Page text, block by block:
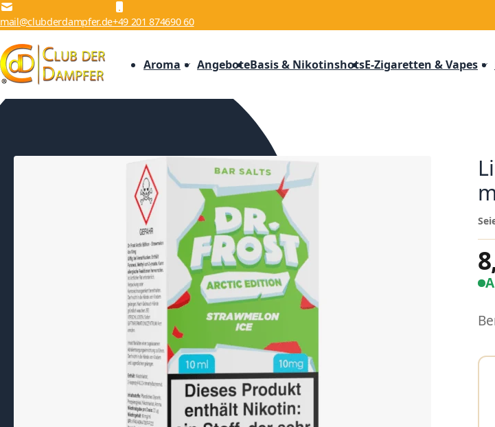
Zum Inhalt springen
mail@clubderdampfer.de+49 201 874690 60
Aroma AngeboteBasis & NikotinshotsE-Zigaretten & Vapes